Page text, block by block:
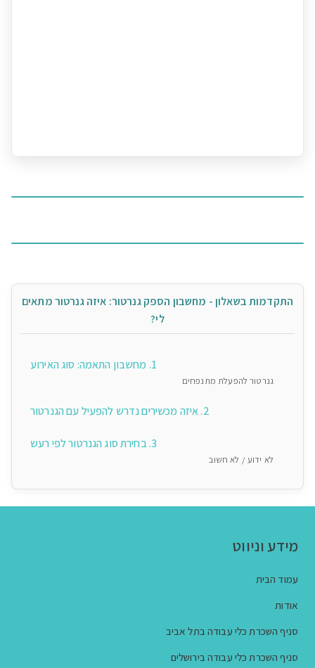
התקדמות בשאלון - מחשבון הספק גנרטור: איזה גנרטור מתאים
לי?
1. מחשבון התאמה: סוג האירוע
גנרטור להפעלת מתנפחים
2. איזה מכשירים נדרש להפעיל עם הגנרטור
3. בחירת סוג הגנרטור לפי רעש
לא ידוע / לא חשוב
מידע וניווט
עמוד הבית
אודות
סניף השכרת כלי עבודה בתל אביב
סניף השכרת כלי עבודה בירושלים